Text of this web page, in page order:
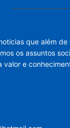
que além
os assuntos
e